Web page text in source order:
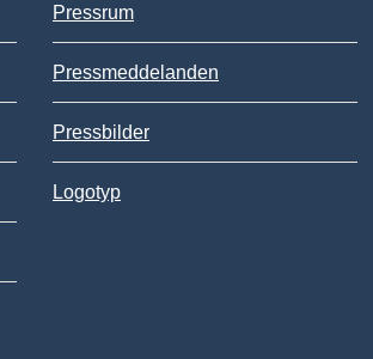
Pressrum
Pressmeddelanden
Pressbilder
Logotyp